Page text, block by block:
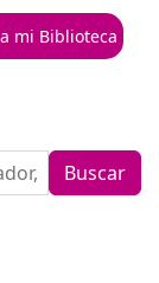
mi Biblioteca
Buscar